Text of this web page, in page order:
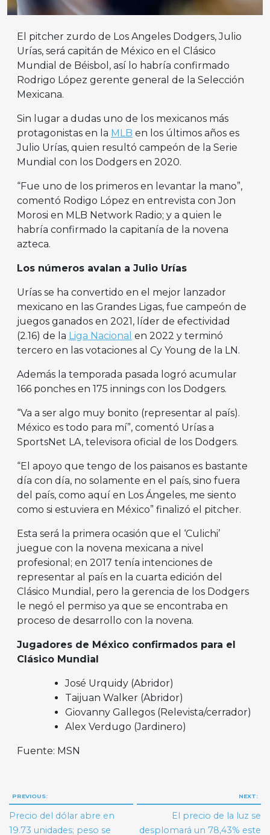
El pitcher zurdo de Los Angeles Dodgers, Julio
Urías, será capitán de México en el Clásico
Mundial de Béisbol, así lo habría confirmado
Rodrigo López gerente general de la Selección
Mexicana.
Sin lugar a dudas uno de los mexicanos más
protagonistas en la MLB en los últimos años es
Julio Urías, quien resultó campeón de la Serie
Mundial con los Dodgers en 2020.
“Fue uno de los primeros en levantar la mano”,
comentó Rodigo López en entrevista con Jon
Morosi en MLB Network Radio; y a quien le
habría confirmado la capitanía de la novena
azteca.
Los números avalan a Julio Urías
Urías se ha convertido en el mejor lanzador
mexicano en las Grandes Ligas, fue campeón de
juegos ganados en 2021, líder de efectividad
(2.16) de la Liga Nacional en 2022 y terminó
tercero en las votaciones al Cy Young de la LN.
Además la temporada pasada logró acumular
166 ponches en 175 innings con los Dodgers.
“Va a ser algo muy bonito (representar al país).
México es todo para mí”, comentó Urías a
SportsNet LA, televisora oficial de los Dodgers.
“El apoyo que tengo de los paisanos es bastante
día con día, no solamente en el país, sino fuera
del país, como aquí en Los Ángeles, me siento
como si estuviera en México” finalizó el pitcher.
Esta será la primera ocasión que el ‘Culichi’
juegue con la novena mexicana a nivel
profesional; en 2017 tenía intenciones de
representar al país en la cuarta edición del
Clásico Mundial, pero la gerencia de los Dodgers
le negó el permiso ya que se encontraba en
proceso de desarrollo con la novena.
Jugadores de México confirmados para el
Clásico Mundial
José Urquidy (Abridor)
Taijuan Walker (Abridor)
Giovanny Gallegos (Relevista/cerrador)
Alex Verdugo (Jardinero)
Fuente: MSN
Navegación
de
PREVIOUS:
Precio del dólar abre en
19.73 unidades; peso se
NEXT:
El precio de la luz se
desplomará un 78,43% este